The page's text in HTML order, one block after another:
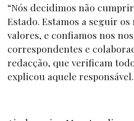
“Nós decidimos não
Estado. Estamos a seguir
valores, e confiamos nos
correspondentes e
redacção, que verificam
explicou aquele responsável.